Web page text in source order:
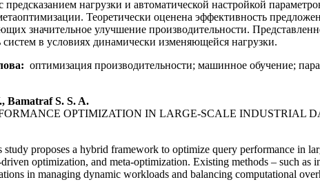
предсказанием нагрузки и автоматической настройкой
Теоретически оценена эффективность
значительное улучшение производительности.
систем в условиях динамически изменяющейся нагрузки.
оптимизация производительности; машинное обучение;
Bamatraf S. S. A.
OPTIMIZATION IN LARGE-SCALE INDUSTRIAL
study proposes a hybrid framework to optimize query performance in
optimization, and meta-optimization. Existing methods – such as
in managing dynamic workloads and balancing computational